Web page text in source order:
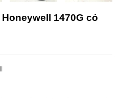
1470G có